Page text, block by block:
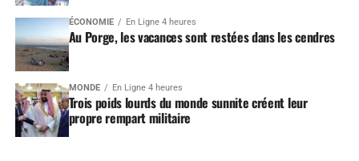
ÉCONOMIE En Ligne 4 heures
Au Porge, les vacances sont restées dans les cendres
MONDE En Ligne 4 heures
Trois poids lourds du monde sunnite créent leur
propre rempart militaire